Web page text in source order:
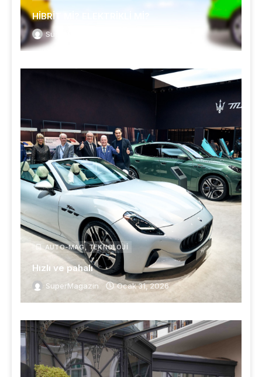
HİBRİT Mİ? ELEKTRİKLİ Mİ?
SuperMagazin
AUTO-MAG, TEKNOLOJI
Hızlı ve pahalı
SuperMagazin Ocak 31, 2026